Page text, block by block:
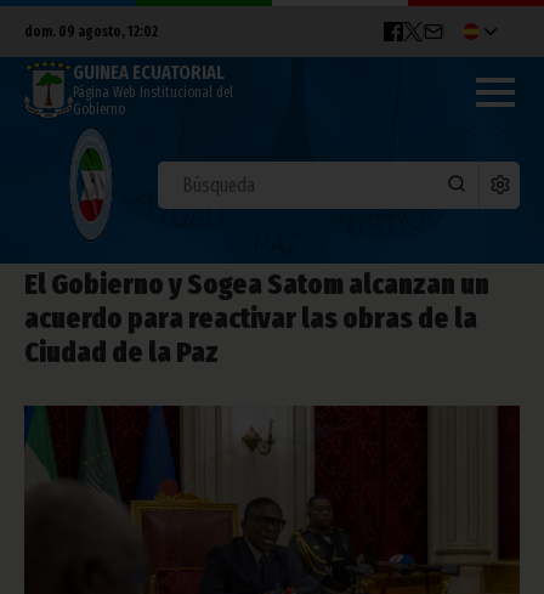
dom. 09 agosto, 12:02
GUINEA ECUATORIAL
Página Web Institucional del
Gobierno
El Gobierno y Sogea Satom alcanzan un
acuerdo para reactivar las obras de la
Ciudad de la Paz